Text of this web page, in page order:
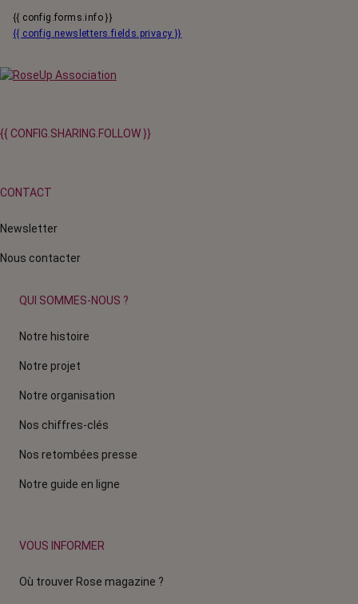
{{ config.forms.info }}
{{ config.newsletters.fields.privacy }}
{{ CONFIG.SHARING.FOLLOW }}
CONTACT
Newsletter
Nous contacter
QUI SOMMES-NOUS ?
Notre histoire
Notre projet
Notre organisation
Nos chiffres-clés
Nos retombées presse
Notre guide en ligne
VOUS INFORMER
Où trouver Rose magazine ?